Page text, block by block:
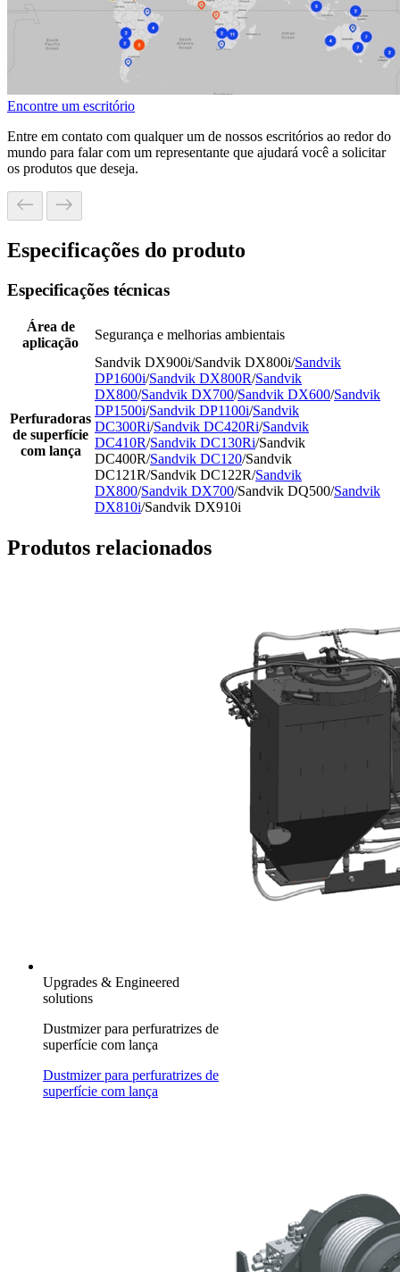
Encontre um escritório
Entre em contato com qualquer um de nossos escritórios ao redor do
mundo para falar com um representante que ajudará você a solicitar
os produtos que deseja.
Especificações do produto
Especificações técnicas
Área de
aplicação
Segurança e melhorias ambientais
Perfuradoras
de superfície
com lança
Sandvik DX900i/Sandvik DX800i/Sandvik
DP1600i/Sandvik DX800R/Sandvik
DX800/Sandvik DX700/Sandvik DX600/Sandvik
DP1500i/Sandvik DP1100i/Sandvik
DC300Ri/Sandvik DC420Ri/Sandvik
DC410R/Sandvik DC130Ri/Sandvik
DC400R/Sandvik DC120/Sandvik
DC121R/Sandvik DC122R/Sandvik
DX800/Sandvik DX700/Sandvik DQ500/Sandvik
DX810i/Sandvik DX910i
Produtos relacionados
Upgrades & Engineered
solutions
Dustmizer para perfuratrizes de
superfície com lança
Dustmizer para perfuratrizes de
superfície com lança